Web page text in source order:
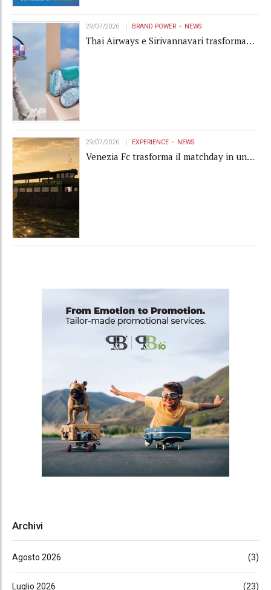
29/07/2026 BRAND POWER NEWS
Thai Airways e Sirivannavari trasformano
29/07/2026 EXPERIENCE NEWS
Venezia Fc trasforma il matchday in una
Archivi
Agosto 2026 (3)
Luglio 2026 (23)